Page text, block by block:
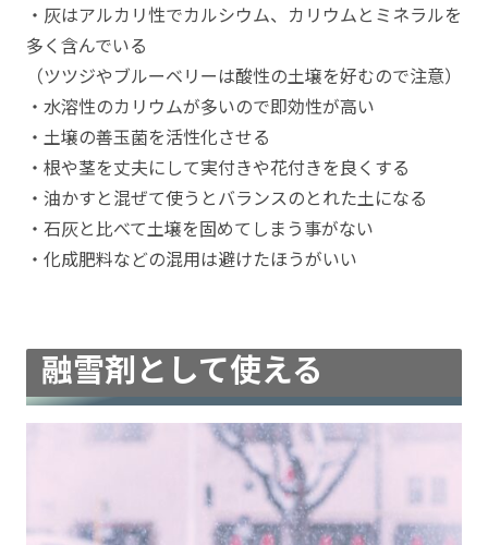
・灰はアルカリ性でカルシウム、カリウムとミネラルを
多く含んでいる
（ツツジやブルーベリーは酸性の土壌を好むので注意）
・水溶性のカリウムが多いので即効性が高い
・土壌の善玉菌を活性化させる
・根や茎を丈夫にして実付きや花付きを良くする
・油かすと混ぜて使うとバランスのとれた土になる
・石灰と比べて土壌を固めてしまう事がない
・化成肥料などの混用は避けたほうがいい
融雪剤として使える